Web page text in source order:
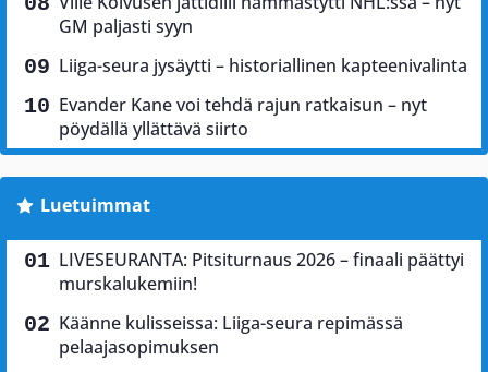
GM paljasti syyn
Liiga-seura jysäytti – historiallinen kapteenivalinta
Evander Kane voi tehdä rajun ratkaisun – nyt
pöydällä yllättävä siirto
Luetuimmat
LIVESEURANTA: Pitsiturnaus 2026 – finaali päättyi
murskalukemiin!
Käänne kulisseissa: Liiga-seura repimässä
pelaajasopimuksen